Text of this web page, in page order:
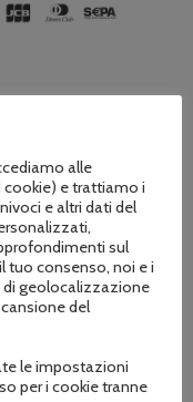
8”P
alle
e trattiamo i
e altri dati del
sul
tuo consenso, noi e i
geolocalizzazione
del
le impostazioni
per i cookie tranne